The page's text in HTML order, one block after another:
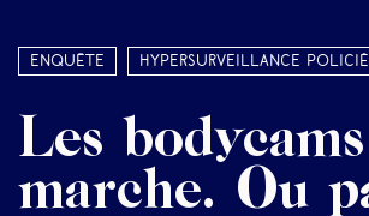
Enquête Hypersurveillance
Les
marche. Ou